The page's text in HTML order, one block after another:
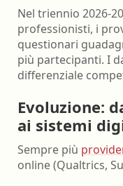
Nel triennio 2026-
professionisti, i
questionari
più partecipanti. I
differenziale
Evoluzione:
ai sistemi
Sempre più
online (Qualtrics,